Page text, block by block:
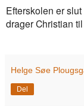
Efterskolen er
drager Christian
Helge Søe
Del